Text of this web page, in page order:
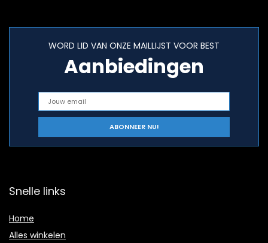
WORD LID VAN ONZE MAILLIJST VOOR BEST
Aanbiedingen
Snelle links
Home
Alles winkelen